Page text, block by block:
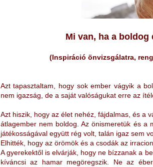
Mi van, ha a boldog
(Inspiráció önvizsgálatra,
Azt tapasztaltam, hogy sok ember vágyik a
nem igazság, de a saját valóságukat erre az
Azt hiszik, hogy az élet nehéz, fájdalmas, és a
átlagember nem boldog. Az önismeretük és a
játékosságával együtt rég volt, talán igaz sem
Elhitték, hogy az örömök és a csodák az
A gyerekektől is elvárják, hogy ne bízzanak a
kíváncsi az hamar megöregszik. Ne az